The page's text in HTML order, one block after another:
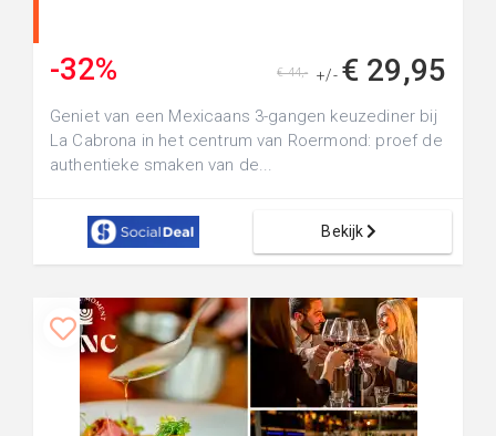
-32% +/- € 29,95
€ 44,-
Geniet van een Mexicaans 3-gangen keuzediner bij
La Cabrona in het centrum van Roermond: proef de
authentieke smaken van de...
Bekijk